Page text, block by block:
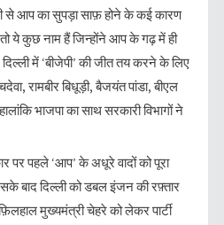
से आप का सुपड़ा साफ़ होने के कई कारण
ये कुछ नाम हैं जिन्होंने आप के गढ़ में ही
में ‘बीजेपी’ की जीत तय करने के लिए
रामबीर बिधूड़ी, बैजयंत पांडा, बीएल
भाजपा का साथ सरकारी विभागों ने
पर पहले ‘आप’ के अधूरे वादों को पूरा
बाद दिल्ली को डबल इंजन की रफ़्तार
मुख्यमंत्री चेहरे को लेकर पार्टी